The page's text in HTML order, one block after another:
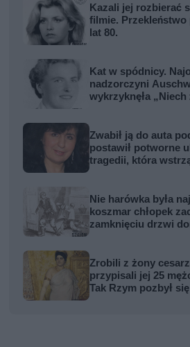
Kazali jej rozbierać
filmie.
lat 80.
Kat w spódnicy.
nadzorczyni
wykrzyknęła
Zwabił ją do auta
postawił potworne
tragedii, która
Nie harówka była
koszmar chłopek
zamknięciu drzwi
Zrobili z żony
przypisali jej 25
Tak Rzym pozbył